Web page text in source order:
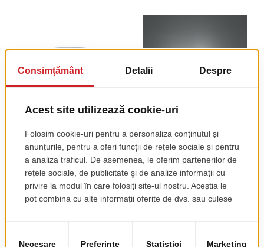
Scaun Gio Pouf
Pentru Sali De
Asteptare
1250.00 EUR + TVA
Element
Multifunctional Cubo
Pentru Sali De
Asteptare
pret de lista
70.00 EUR